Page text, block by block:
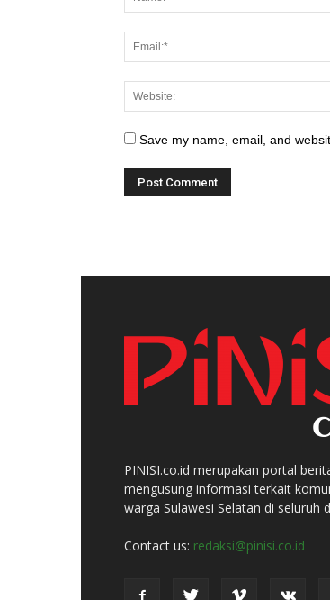
Save my name, email, and
PINISI.co.id merupakan portal
mengusung informasi terkait
warga Sulawesi Selatan di seluruh
Contact us: redaksi@pinisi.co.id